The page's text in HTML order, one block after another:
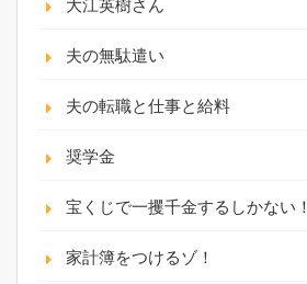
大江英樹さん
夫の無駄遣い
夫の転職と仕事と給料
奨学金
宝くじで一攫千金するしかない！
家計簿をつけるゾ！